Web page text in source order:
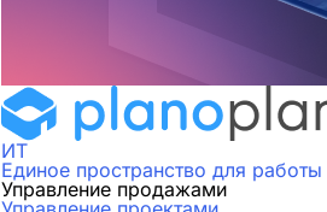
ИТ
Единое пространство для работы
Управление продажами